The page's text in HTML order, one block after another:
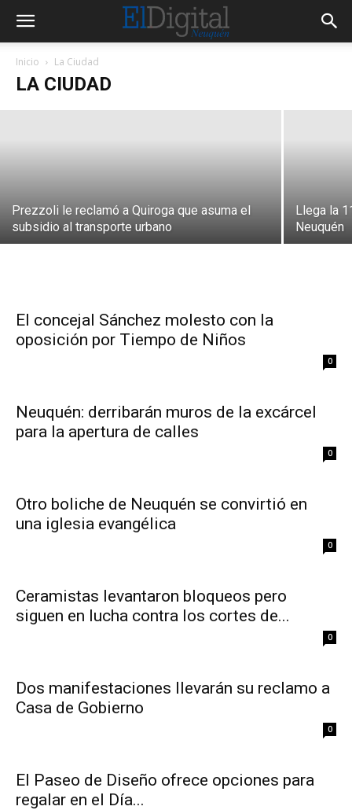
Inicio La Ciudad
LA CIUDAD
La vecinal de Cumelén funciona con
paneles solares
Prezzoli le reclamó a Quiroga que asuma el
subsidio al transporte urbano
Llega la
Neuquén
El concejal Sánchez molesto con la
oposición por Tiempo de Niños
0
Neuquén: derribarán muros de la excárcel
para la apertura de calles
0
Otro boliche de Neuquén se convirtió en
una iglesia evangélica
0
Ceramistas levantaron bloqueos pero
siguen en lucha contra los cortes de...
0
Dos manifestaciones llevarán su reclamo a
Casa de Gobierno
0
El Paseo de Diseño ofrece opciones para
regalar en el Día...